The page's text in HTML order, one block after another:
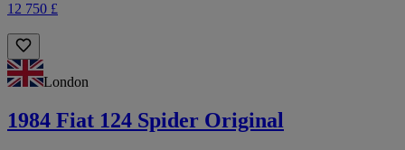
12 750 £
London
1984 Fiat 124 Spider Original